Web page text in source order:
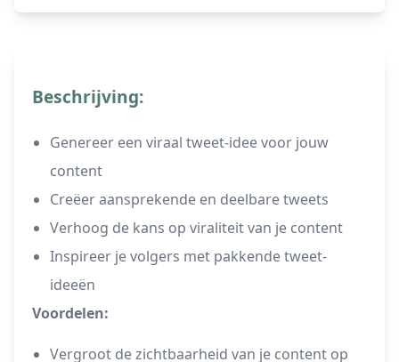
Beschrijving:
Genereer een viraal tweet-idee voor jouw
content
Creëer aansprekende en deelbare tweets
Verhoog de kans op viraliteit van je content
Inspireer je volgers met pakkende tweet-
ideeën
Voordelen:
Vergroot de zichtbaarheid van je content op